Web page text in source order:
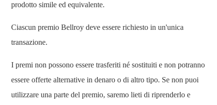
prodotto simile ed equivalente.
Ciascun premio Bellroy deve essere richiesto in un'unica
transazione.
I premi non possono essere trasferiti né sostituiti e non potranno
essere offerte alternative in denaro o di altro tipo. Se non puoi
utilizzare una parte del premio, saremo lieti di riprenderlo e